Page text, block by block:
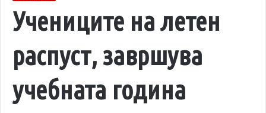
Учениците на летен
распуст, завршува
учебната година